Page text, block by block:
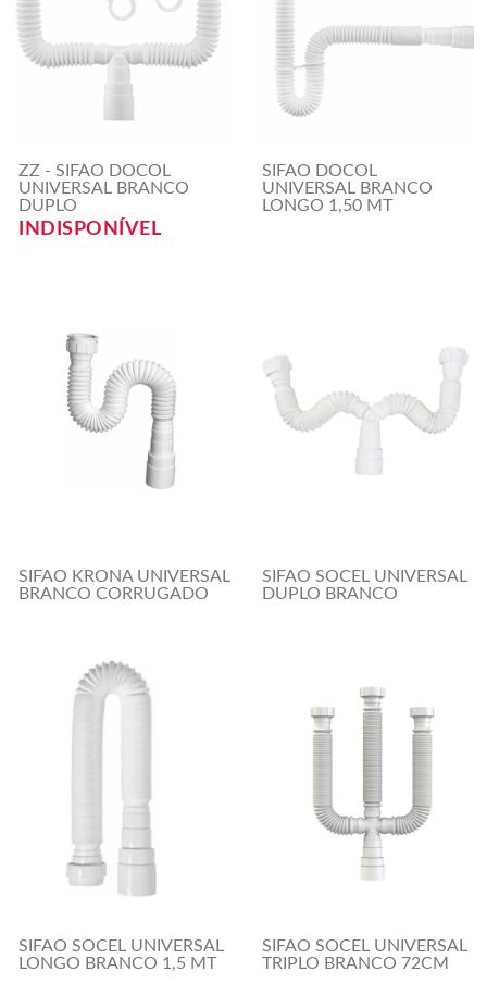
ZZ - SIFAO DOCOL
UNIVERSAL BRANCO
DUPLO
INDISPONÍVEL
SIFAO DOCOL
UNIVERSAL BRANCO
LONGO 1,50 MT
SIFAO KRONA UNIVERSAL
BRANCO CORRUGADO
SIFAO SOCEL UNIVERSAL
DUPLO BRANCO
SIFAO SOCEL UNIVERSAL
LONGO BRANCO 1,5 MT
SIFAO SOCEL UNIVERSAL
TRIPLO BRANCO 72CM